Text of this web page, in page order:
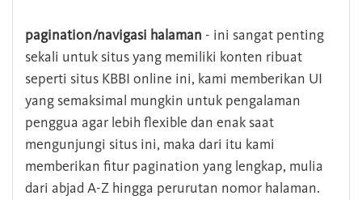
pagination/navigasi halaman - ini sangat penting
sekali untuk situs yang memiliki konten ribuat
seperti situs KBBI online ini, kami memberikan UI
yang semaksimal mungkin untuk pengalaman
penggua agar lebih flexible dan enak saat
mengunjungi situs ini, maka dari itu kami
memberikan fitur pagination yang lengkap, mulia
dari abjad A-Z hingga perurutan nomor halaman.